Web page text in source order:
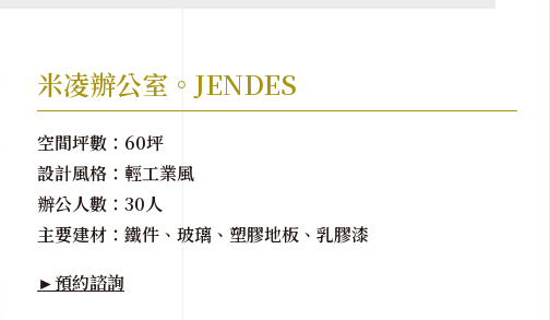
米凌辦公室。JENDES
空間坪數：60坪
設計風格：輕工業風
辦公人數：30人
主要建材：鐵件、玻璃、塑膠地板、乳膠漆
►預約諮詢